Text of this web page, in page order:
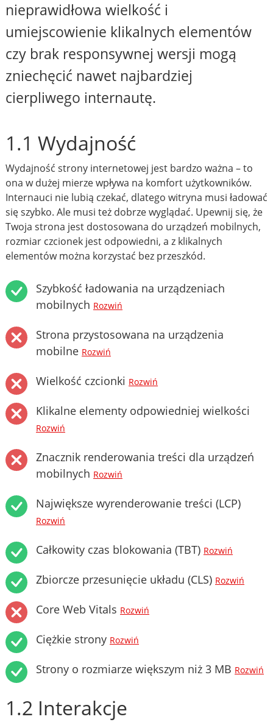
nieprawidłowa wielkość i
umiejscowienie klikalnych elementów
czy brak responsywnej wersji mogą
zniechęcić nawet najbardziej
cierpliwego internautę.
1.1 Wydajność
Wydajność strony internetowej jest bardzo ważna – to
ona w dużej mierze wpływa na komfort użytkowników.
Internauci nie lubią czekać, dlatego witryna musi ładować
się szybko. Ale musi też dobrze wyglądać. Upewnij się, że
Twoja strona jest dostosowana do urządzeń mobilnych,
rozmiar czcionek jest odpowiedni, a z klikalnych
elementów można korzystać bez przeszkód.
Szybkość ładowania na urządzeniach
mobilnych Rozwiń
Strona przystosowana na urządzenia
mobilne Rozwiń
Wielkość czcionki Rozwiń
Klikalne elementy odpowiedniej wielkości
Rozwiń
Znacznik renderowania treści dla urządzeń
mobilnych Rozwiń
Największe wyrenderowanie treści (LCP)
Rozwiń
Całkowity czas blokowania (TBT) Rozwiń
Zbiorcze przesunięcie układu (CLS) Rozwiń
Core Web Vitals Rozwiń
Ciężkie strony Rozwiń
Strony o rozmiarze większym niż 3 MB Rozwiń
1.2 Interakcje